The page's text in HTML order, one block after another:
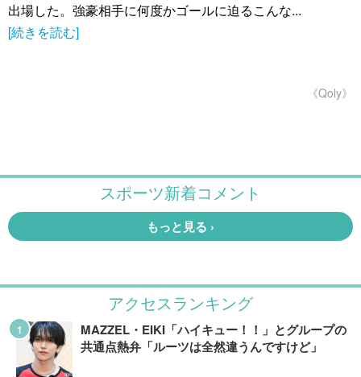
出場した。強豪相手に何度かゴールに迫るこんな...
[続きを読む]
《Qoly》
アクセスランキング
MAZZEL・EIKI「ハイキュー！！」とグループの
共通点熱弁「ルーツは全然違うんですけど」